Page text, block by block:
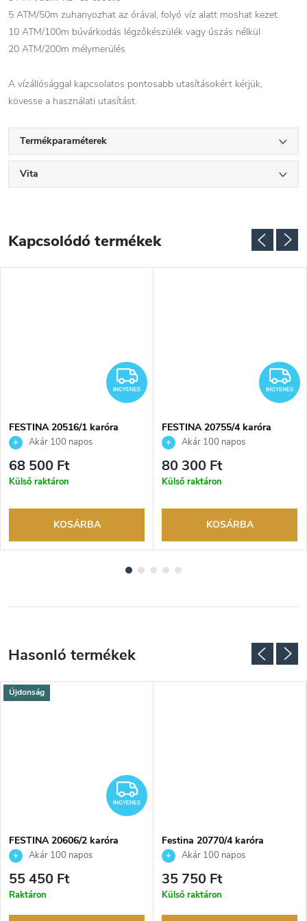
5 ATM/50m zuhanyozhat az órával, folyó víz alatt moshat kezet.
10 ATM/100m búvárkodás légzőkészülék vagy úszás nélkül
20 ATM/200m mélymerülés
A vízállósággal kapcsolatos pontosabb utasításokért kérjük,
kövesse a használati utasítást.
Termékparaméterek
Vita
Kapcsolódó termékek
INGYENES
INGYENES
FESTINA 20516/1 karóra
Akár 100 napos
visszaküldési lehetőség. Hivatalos
márkakereskedő.
68 500 Ft
Külső raktáron
KOSÁRBA
INGYENES
FESTINA 20755/4 karóra
Akár 100 napos
visszaküldési lehetőség. Hivatalos
márkakereskedő.
80 300 Ft
Külső raktáron
KOSÁRBA
Újdonság
INGYENES
INGYENES
FESTINA 20606/2 karóra
Akár 100 napos
visszaküldési lehetőség. Hivatalos
márkakereskedő.
55 450 Ft
Raktáron
Festina 20770/4 karóra
Akár 100 napos
visszaküldési lehetőség. Hivatalos
márkakereskedő.
35 750 Ft
Külső raktáron